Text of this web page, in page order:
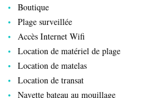
Boutique
Plage surveillée
Accès Internet Wifi
Location de matériel de plage
Location de matelas
Location de transat
Navette bateau au mouillage